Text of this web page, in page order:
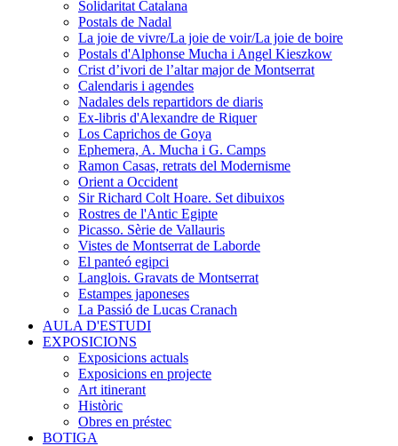
Solidaritat Catalana
Postals de Nadal
La joie de vivre/La joie de voir/La joie de boire
Postals d'Alphonse Mucha i Angel Kieszkow
Crist d’ivori de l’altar major de Montserrat
Calendaris i agendes
Nadales dels repartidors de diaris
Ex-libris d'Alexandre de Riquer
Los Caprichos de Goya
Ephemera, A. Mucha i G. Camps
Ramon Casas, retrats del Modernisme
Orient a Occident
Sir Richard Colt Hoare. Set dibuixos
Rostres de l'Antic Egipte
Picasso. Sèrie de Vallauris
Vistes de Montserrat de Laborde
El panteó egipci
Langlois. Gravats de Montserrat
Estampes japoneses
La Passió de Lucas Cranach
AULA D'ESTUDI
EXPOSICIONS
Exposicions actuals
Exposicions en projecte
Art itinerant
Històric
Obres en préstec
BOTIGA